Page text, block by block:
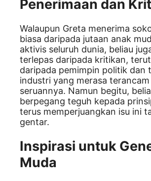
Penerimaan dan
Walaupun Greta menerima
biasa daripada jutaan anak
aktivis seluruh dunia, beliau
terlepas daripada kritikan,
daripada pemimpin politik dan
industri yang merasa
seruannya. Namun begitu,
berpegang teguh kepada
terus memperjuangkan isu ini
gentar.
Inspirasi untuk
Muda